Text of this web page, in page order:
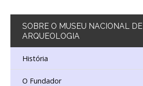
SOBRE O MUSEU NACIONAL DE
ARQUEOLOGIA
História
O Fundador